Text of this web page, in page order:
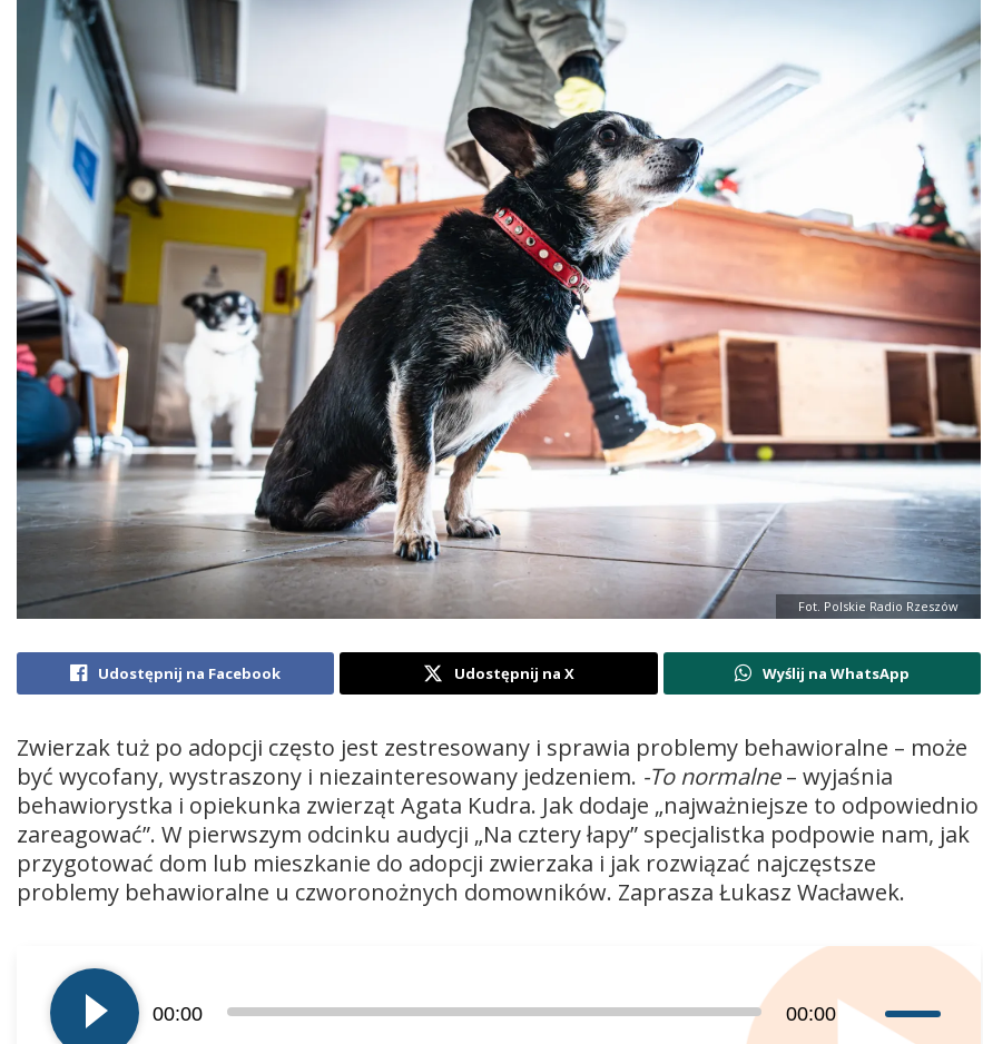
Fot. Polskie Radio Rzeszów
Udostępnij na Facebook Udostępnij na X Wyślij na WhatsApp
Zwierzak tuż po adopcji często jest zestresowany i sprawia problemy behawioralne – może
być wycofany, wystraszony i niezainteresowany jedzeniem. -To normalne– wyjaśnia
behawiorystka i opiekunka zwierząt Agata Kudra. Jak dodaje „najważniejsze to odpowiednio
zareagować”. W pierwszym odcinku audycji „Na cztery łapy” specjalistka podpowie nam, jak
przygotować dom lub mieszkanie do adopcji zwierzaka i jak rozwiązać najczęstsze
problemy behawioralne u czworonożnych domowników. Zaprasza Łukasz Wacławek.
plików
dźwiękowych
00:00 00:00
strzałek